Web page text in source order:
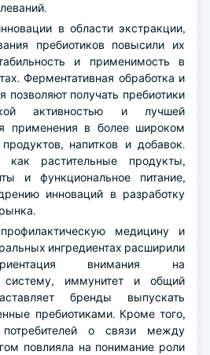
в области экстракции,
пребиотиков повысили их
и применимость в
Ферментативная обработка и
позволяют получать пребиотики
активностью и лучшей
применения в более широком
напитков и добавок.
как растительные продукты,
и функциональное питание,
инноваций в разработку
медицину и
ингредиентах расширили
внимания на
систему, иммунитет и общий
бренды выпускать
пребиотиками. Кроме того,
потребителей о связи между
повлияла на понимание роли